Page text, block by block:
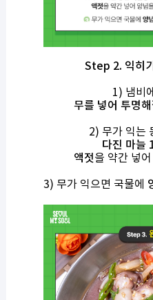
Step 2. 익히기
1) 냄비
무를 넣어 투명해
2) 무가 익는
다진 마늘
액젓을 약간 넣
3) 무가 익으면 국물에